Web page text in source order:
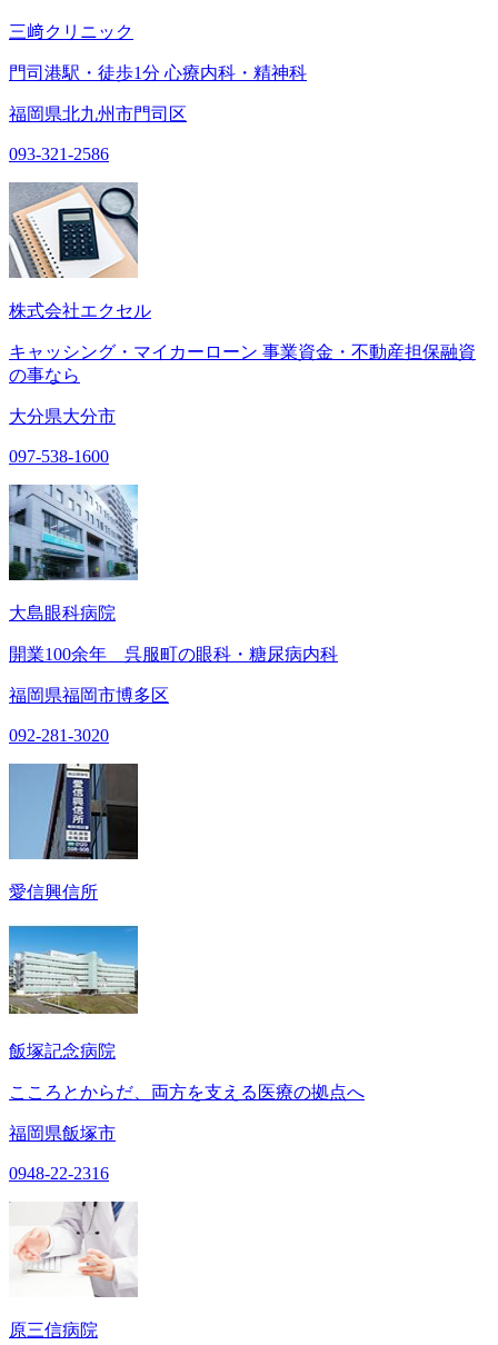
三﨑クリニック
門司港駅・徒歩1分 心療内科・精神科
福岡県北九州市門司区
093-321-2586
株式会社エクセル
キャッシング・マイカーローン 事業資金・不動産担保融資
の事なら
大分県大分市
097-538-1600
大島眼科病院
開業100余年 呉服町の眼科・糖尿病内科
福岡県福岡市博多区
092-281-3020
愛信興信所
飯塚記念病院
こころとからだ、両方を支える医療の拠点へ
福岡県飯塚市
0948-22-2316
原三信病院